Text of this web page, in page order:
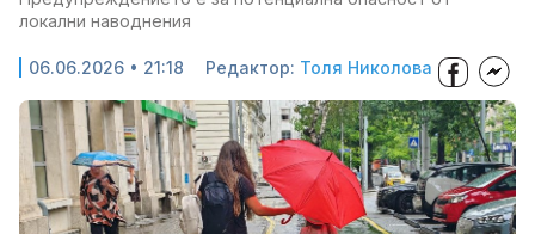
локални наводнения
06.06.2026 • 21:18 Редактор: Толя Николова